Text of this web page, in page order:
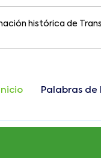
de
Inicio Palabras de